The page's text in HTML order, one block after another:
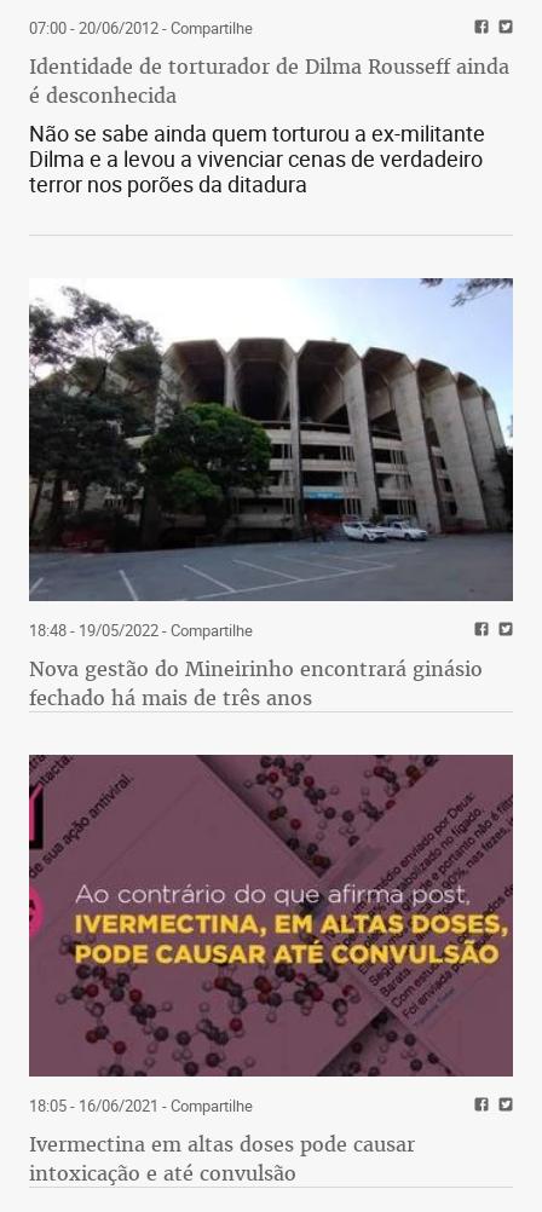
07:00 - 20/06/2012- Compartilhe
Identidade de torturador de Dilma Rousseff ainda
é desconhecida
Não se sabe ainda quem torturou a ex-militante
Dilma e a levou a vivenciar cenas de verdadeiro
terror nos porões da ditadura
18:48 - 19/05/2022- Compartilhe
Nova gestão do Mineirinho encontrará ginásio
fechado há mais de três anos
18:05 - 16/06/2021 - Compartilhe
Ivermectina em altas doses pode causar
intoxicação e até convulsão